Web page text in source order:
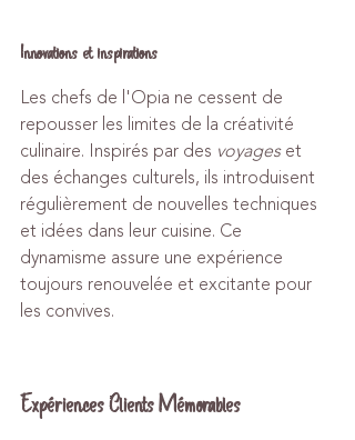
Innovations et inspirations
Les chefs de l'Opia ne cessent de
repousser les limites de la créativité
culinaire. Inspirés par des voyages et
des échanges culturels, ils introduisent
régulièrement de nouvelles techniques
et idées dans leur cuisine. Ce
dynamisme assure une expérience
toujours renouvelée et excitante pour
les convives.
Expériences Clients Mémorables